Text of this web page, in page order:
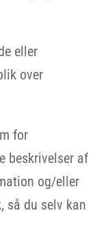
eller
over
for
beskrivelser af
og/eller
så du selv kan